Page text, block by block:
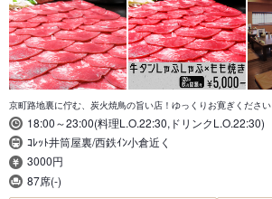
京町路地裏に佇む、炭火焼鳥の旨い店！ゆっくりお寛ぎください
18:00～23:00(料理L.O.22:30,ドリンクL.O.22:30)
ｺﾚｯﾄ井筒屋裏/西鉄ｲﾝ小倉近く
3000円
87席(-)